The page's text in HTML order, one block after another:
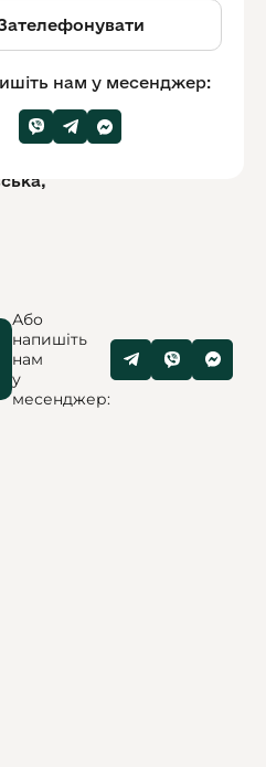
13049
Або
напишіть
нам
у
месенджер:
нам у месенджер: